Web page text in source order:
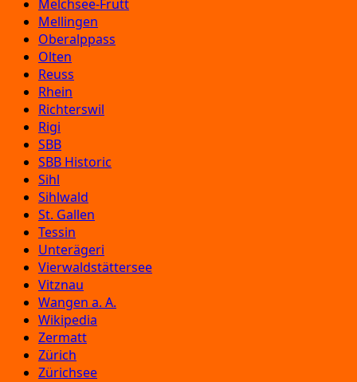
Melchsee-Frutt
Mellingen
Oberalppass
Olten
Reuss
Rhein
Richterswil
Rigi
SBB
SBB Historic
Sihl
Sihlwald
St. Gallen
Tessin
Unterägeri
Vierwaldstättersee
Vitznau
Wangen a. A.
Wikipedia
Zermatt
Zürich
Zürichsee